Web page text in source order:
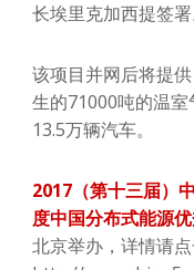
长埃里克加西提签署
该项目并网后将提
生的71000吨的温
13.5万辆汽车。
2017（第十三届）
度中国分布式能源
北京举办，详情请